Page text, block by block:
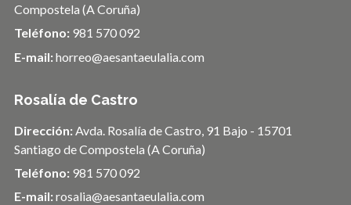
Compostela (A Coruña)
Teléfono: 981 570 092
E-mail:horreo@aesantaeulalia.com
Rosalía de Castro
Dirección: Avda. Rosalía de Castro, 91 Bajo - 15701
Santiago de Compostela (A Coruña)
Teléfono: 981 570 092
E-mail:rosalia@aesantaeulalia.com